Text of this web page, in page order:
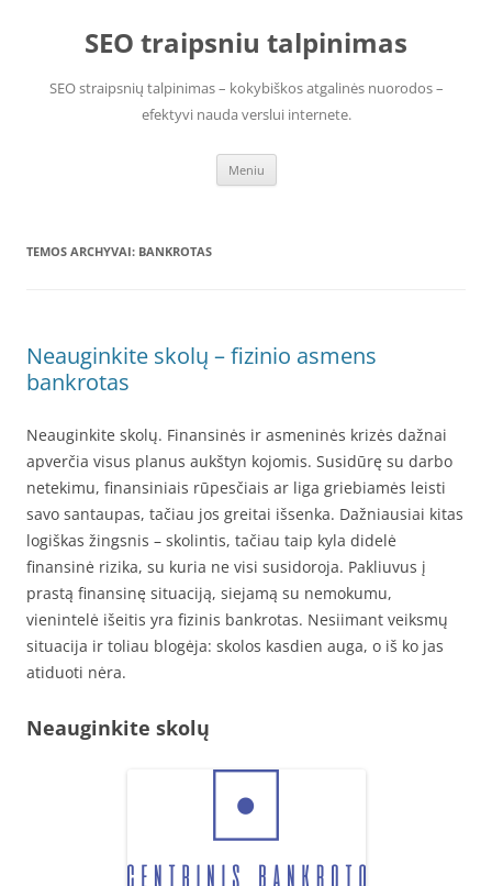
SEO traipsniu talpinimas
SEO straipsnių talpinimas – kokybiškos atgalinės nuorodos –
efektyvi nauda verslui internete.
Meniu
TEMOS ARCHYVAI: BANKROTAS
Neauginkite skolų – fizinio asmens
bankrotas
Neauginkite skolų. Finansinės ir asmeninės krizės dažnai
apverčia visus planus aukštyn kojomis. Susidūrę su darbo
netekimu, finansiniais rūpesčiais ar liga griebiamės leisti
savo santaupas, tačiau jos greitai išsenka. Dažniausiai kitas
logiškas žingsnis – skolintis, tačiau taip kyla didelė
finansinė rizika, su kuria ne visi susidoroja. Pakliuvus į
prastą finansinę situaciją, siejamą su nemokumu,
vienintelė išeitis yra fizinis bankrotas. Nesiimant veiksmų
situacija ir toliau blogėja: skolos kasdien auga, o iš ko jas
atiduoti nėra.
Neauginkite skolų